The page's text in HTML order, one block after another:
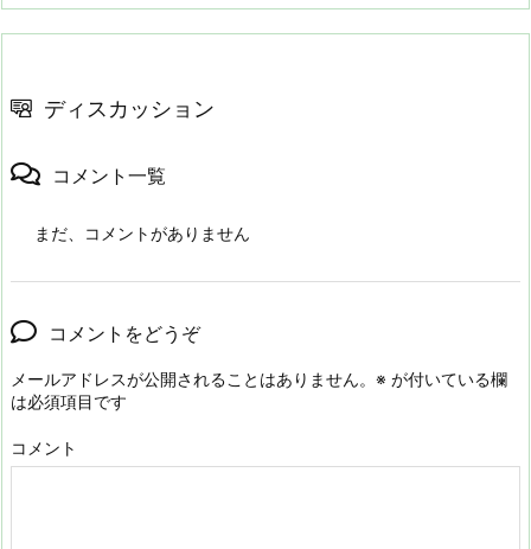
ディスカッション
コメント一覧
まだ、コメントがありません
コメントをどうぞ
メールアドレスが公開されることはありません。 ※ が付いている欄
は必須項目です
コメント